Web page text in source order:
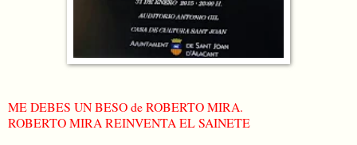
ME DEBES UN BESO de ROBERTO MIRA.
ROBERTO MIRA REINVENTA EL SAINETE